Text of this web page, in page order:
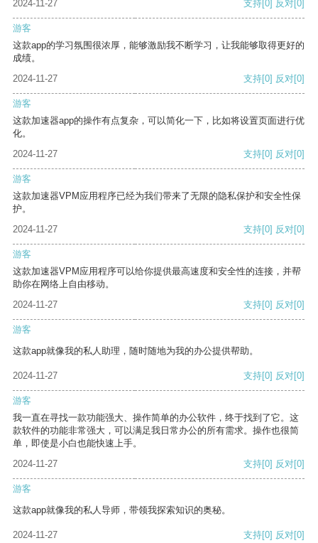
2024-11-27 支持[0] 反对[0]
游客
这款app的学习氛围很浓厚，能够激励我不断学习，让我能够取得更好的
成绩。
2024-11-27
支持[0] 反对[0]
游客
这款加速器app的操作有点复杂，可以简化一下，比如将设置页面进行优
化。
2024-11-27
支持[0] 反对[0]
游客
这款加速器VPM应用程序已经为我们带来了无限的隐私保护和安全性保
护。
2024-11-27
支持[0] 反对[0]
游客
这款加速器VPM应用程序可以给你提供最高速度和安全性的连接，并帮
助你在网络上自由移动。
2024-11-27
支持[0] 反对[0]
游客
这款app就像我的私人助理，随时随地为我的办公提供帮助。
2024-11-27 支持[0] 反对[0]
游客
我一直在寻找一款功能强大、操作简单的办公软件，终于找到了它。这
款软件的功能非常强大，可以满足我日常办公的所有需求。操作也很简
单，即使是小白也能快速上手。
2024-11-27
支持[0] 反对[0]
游客
这款app就像我的私人导师，带领我探索知识的奥秘。
2024-11-27 支持[0] 反对[0]